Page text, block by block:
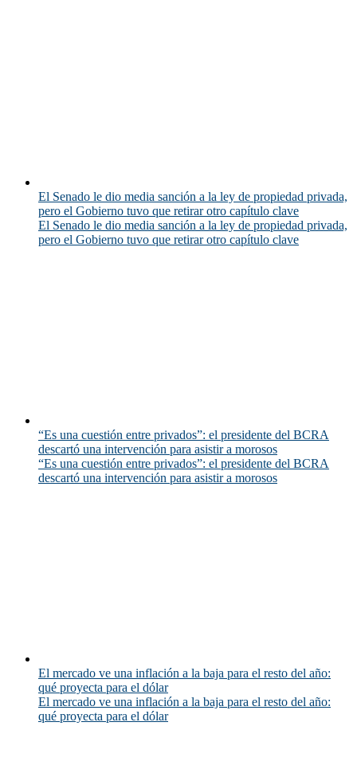
El Senado le dio media sanción a la ley de propiedad privada,
pero el Gobierno tuvo que retirar otro capítulo clave
El Senado le dio media sanción a la ley de propiedad privada,
pero el Gobierno tuvo que retirar otro capítulo clave
“Es una cuestión entre privados”: el presidente del BCRA
descartó una intervención para asistir a morosos
“Es una cuestión entre privados”: el presidente del BCRA
descartó una intervención para asistir a morosos
El mercado ve una inflación a la baja para el resto del año:
qué proyecta para el dólar
El mercado ve una inflación a la baja para el resto del año:
qué proyecta para el dólar